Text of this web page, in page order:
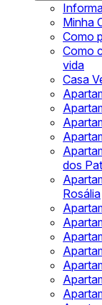
Minha
Como
Como
vida
Casa
dos
Rosália